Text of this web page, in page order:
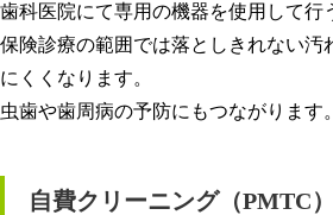
歯科医院にて専用の機器を使用して行
保険診療の範囲では落としきれない
にくくなります。
虫歯や歯周病の予防にもつながります。
自費クリーニング（PMTC